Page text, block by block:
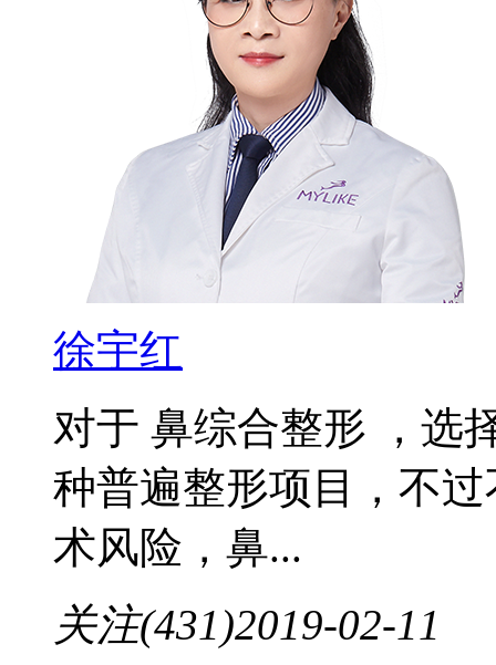
徐宇红
对于 鼻综合整形 ，选
种普遍整形项目，不
术风险，鼻...
关注(431)2019-02-11